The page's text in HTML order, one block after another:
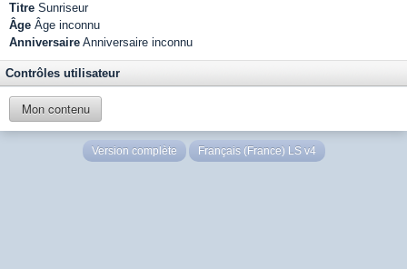
Titre Sunriseur
Âge Âge inconnu
Anniversaire Anniversaire inconnu
Contrôles utilisateur
Mon contenu
Version complète Français (France) LS v4